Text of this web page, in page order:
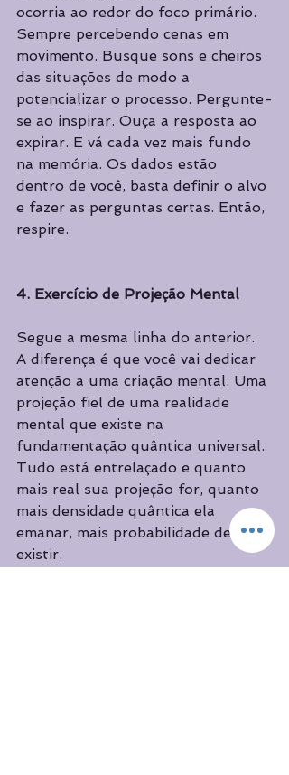
ocorria ao redor do foco primário.
Sempre percebendo cenas em
movimento. Busque sons e cheiros
das situações de modo a
potencializar o processo. Pergunte-
se ao inspirar. Ouça a resposta ao
expirar. E vá cada vez mais fundo
na memória. Os dados estão
dentro de você, basta definir o alvo
e fazer as perguntas certas. Então,
respire.
4. Exercício de Projeção Mental
Segue a mesma linha do anterior.
A diferença é que você vai dedicar
atenção a uma criação mental. Uma
projeção fiel de uma realidade
mental que existe na
fundamentação quântica universal.
Tudo está entrelaçado e quanto
mais real sua projeção for, quanto
mais densidade quântica ela
emanar, mais probabilidade de
existir.